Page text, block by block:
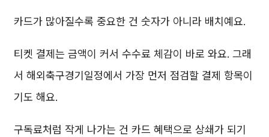
카드가 많아질수록 중요한 건 숫자가 아니라 배치예요.
티켓 결제는 금액이 커서 수수료 체감이 바로 와요. 그래
서 해외축구경기일정에서 가장 먼저 점검할 결제 항목이
기도 해요.
구독료처럼 작게 나가는 건 카드 혜택으로 상쇄가 되기